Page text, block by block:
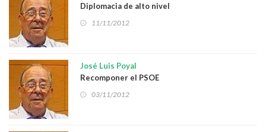
Diplomacia de alto nivel
11/11/2012
José Luis Poyal
Recomponer el PSOE
03/11/2012